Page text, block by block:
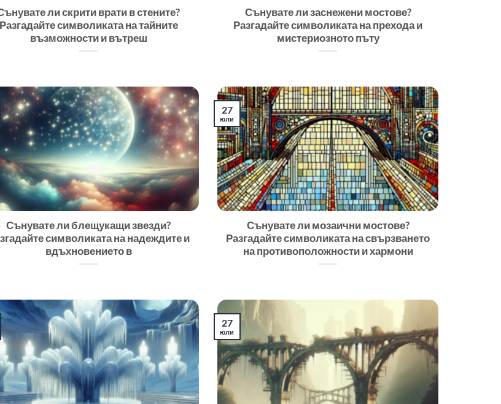
ли скрити врати в стените?
Разгадайте символиката на тайните
възможности и вътреш
Сънувате ли заснежени мостове?
Разгадайте символиката на прехода и
мистериозното пъту
Сънувате ли блещукащи звезди?
символиката на надеждите и
вдъхновението в
Сънувате ли мозаични мостове?
Разгадайте символиката на свързването
на противоположности и хармони
27
юли
27
юли